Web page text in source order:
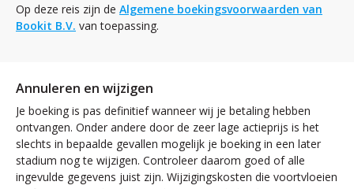
Op deze reis zijn de Algemene boekingsvoorwaarden van
Bookit B.V. van toepassing.
Annuleren en wijzigen
Je boeking is pas definitief wanneer wij je betaling hebben
ontvangen. Onder andere door de zeer lage actieprijs is het
slechts in bepaalde gevallen mogelijk je boeking in een later
stadium nog te wijzigen. Controleer daarom goed of alle
ingevulde gegevens juist zijn. Wijzigingskosten die voortvloeien